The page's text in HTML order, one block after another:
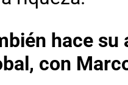
hace su
con